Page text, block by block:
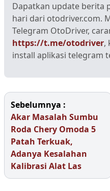
Dapatkan update berita
hari dari otodriver.com.
Telegram OtoDriver,
https://t.me/otodriver,
install aplikasi telegram
Sebelumnya :
Akar Masalah Sumbu
Roda Chery Omoda 5
Patah Terkuak,
Adanya Kesalahan
Kalibrasi Alat Las